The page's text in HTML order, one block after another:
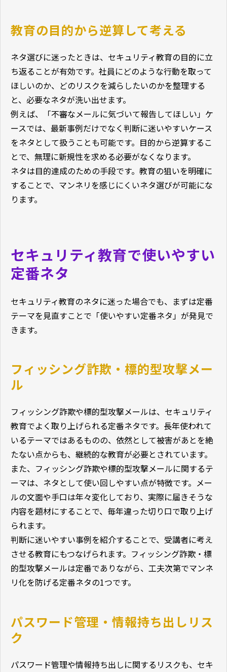
教育の目的から逆算して考える
ネタ選びに迷ったときは、セキュリティ教育の目的に立
ち返ることが有効です。社員にどのような行動を取って
ほしいのか、どのリスクを減らしたいのかを整理する
と、必要なネタが洗い出せます。
例えば、「不審なメールに気づいて報告してほしい」ケ
ースでは、最新事例だけでなく判断に迷いやすいケース
をネタとして扱うことも可能です。目的から逆算するこ
とで、無理に新規性を求める必要がなくなります。
ネタは目的達成のための手段です。教育の狙いを明確に
することで、マンネリを感じにくいネタ選びが可能にな
ります。
セキュリティ教育で使いやすい
定番ネタ
セキュリティ教育のネタに迷った場合でも、まずは定番
テーマを見直すことで「使いやすい定番ネタ」が発見で
きます。
フィッシング詐欺・標的型攻撃メー
ル
フィッシング詐欺や標的型攻撃メールは、セキュリティ
教育でよく取り上げられる定番ネタです。長年使われて
いるテーマではあるものの、依然として被害があとを絶
たない点からも、継続的な教育が必要とされています。
また、フィッシング詐欺や標的型攻撃メールに関するテ
ーマは、ネタとして使い回しやすい点が特徴です。メー
ルの文面や手口は年々変化しており、実際に届きそうな
内容を題材にすることで、毎年違った切り口で取り上げ
られます。
判断に迷いやすい事例を紹介することで、受講者に考え
させる教育にもつなげられます。フィッシング詐欺・標
的型攻撃メールは定番でありながら、工夫次第でマンネ
リ化を防げる定番ネタの1つです。
パスワード管理・情報持ち出しリス
ク
パスワード管理や情報持ち出しに関するリスクも、セキ